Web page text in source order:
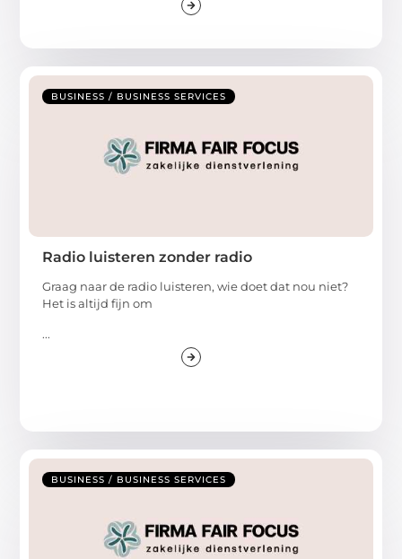
BUSINESS / BUSINESS SERVICES
Radio luisteren zonder radio
Graag naar de radio luisteren, wie doet dat nou niet?
Het is altijd fijn om
...
BUSINESS / BUSINESS SERVICES